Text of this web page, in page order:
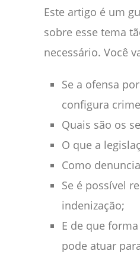
Este artigo é um
sobre esse tema
necessário. Você
Se a ofensa
configura
Quais são os
O que a
Como
Se é possível
indenização;
E de que
pode atuar